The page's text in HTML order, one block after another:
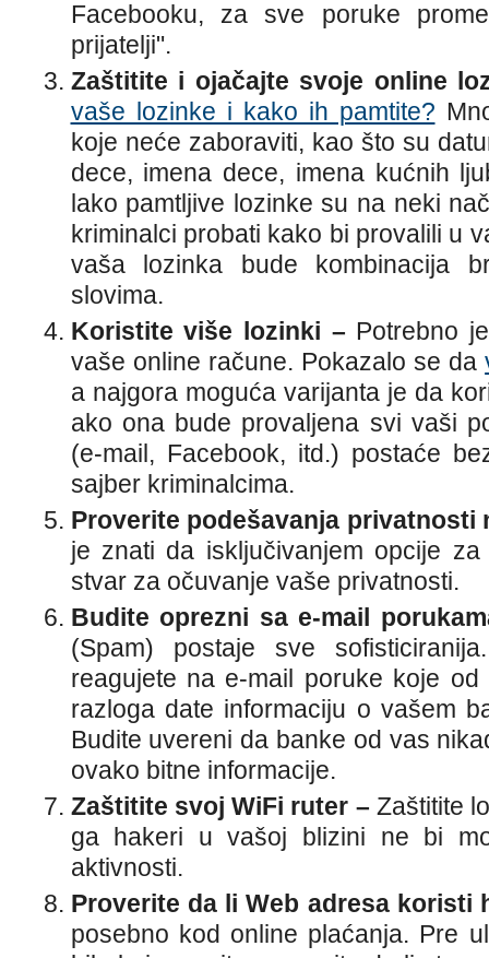
Facebooku, za sve poruke
prijatelji".
Zaštitite i ojačajte svoje online
vaše lozinke i kako ih pamtite?
koje neće zaboraviti, kao što su
dece, imena dece, imena kućnih
lako pamtljive lozinke su na neki
kriminalci probati kako bi provalili u
vaša lozinka bude kombinacija
slovima.
Koristite više lozinki – Potrebno
vaše online račune. Pokazalo se da
a najgora moguća varijanta je da
ako ona bude provaljena svi vaši
(e-mail, Facebook, itd.) postaće
sajber kriminalcima.
Proverite podešavanja privatnosti
je znati da isključivanjem opcije
stvar za očuvanje vaše privatnosti.
Budite oprezni sa e-mail
(Spam) postaje sve
reagujete na e-mail poruke koje
razloga date informaciju o vašem
Budite uvereni da banke od vas
ovako bitne informacije.
Zaštitite svoj WiFi ruter – Zaštitite
ga hakeri u vašoj blizini ne bi
aktivnosti.
Proverite da li Web adresa koristi
posebno kod online plaćanja. Pre